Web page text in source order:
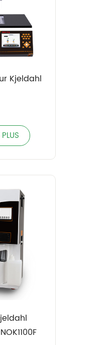
Kjeldahl